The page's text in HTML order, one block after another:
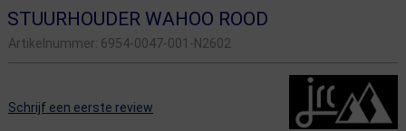
STUURHOUDER WAHOO ROOD
Artikelnummer: 6954-0047-001-N2602
Schrijf een eerste review